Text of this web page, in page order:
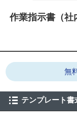
作業指示書（社
無
テンプレート書